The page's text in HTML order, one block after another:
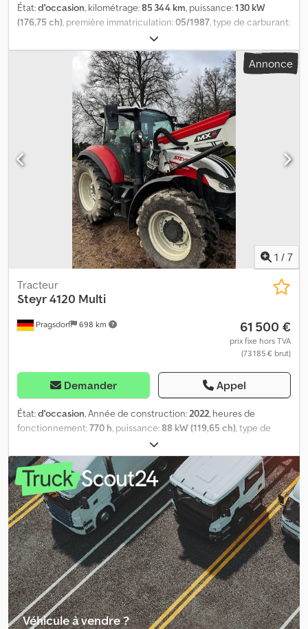
État:d'occasion, kilométrage:85 344 km, puissance:130 kW
(176,75 ch) , première immatriculation:05/1987 , type de carburant:
, configuration d'essieux:
couleur:brun, type d'engrenage:mécanique, Équipement:
transmission intégrale, Sous réserve d’erreurs et de vente
préalable ! Numéro interne : 1102. 2MY3072 ---- ÉQUIPEMENT
Bâche Plateau Crsdpfx Aozax Rmspnef Transmission intégrale ... et
bien plus encore. ---- Le véhicule est vendu dans l’état, non
préparé ! Livraison dans toute l’Allemagne possible, moyennant
supplément. Sous réserve d’erreurs et de vente préalable. Nous
reprenons volontiers votre véhicule en reprise. Financement /
Leasing également possible sans apport ! Vous avez des
questions ? Nous vous conseillons volontiers !
Annonce
1 / 7
Pragsdorf 698 km
Tracteur
Steyr4120 Multi
61 500 €
prix fixe hors TVA
(73 185 € brut)
Demander Appel
État:d'occasion, Année de construction:2022, heures de
fonctionnement:770 h, puissance:88 kW (119,65 ch), type de
cabine, chargeuse frontal,
climatisation, frein à air comprimé, ordinateur de bord, Heures
de service : 770, distributeur - double effet (4x), attelage trois
points / attelage arrière, radio, gyrophare, dispositif d'attelage
réglable en hauteur_____Puissance : env. 770 chPuissance : 117
chFreins pneumatiques pour remorqueTimonChargeur frontal,
lieu de stockage : client Crodpfx Apox Ipw Usnjf
Véhicule à vendre ?